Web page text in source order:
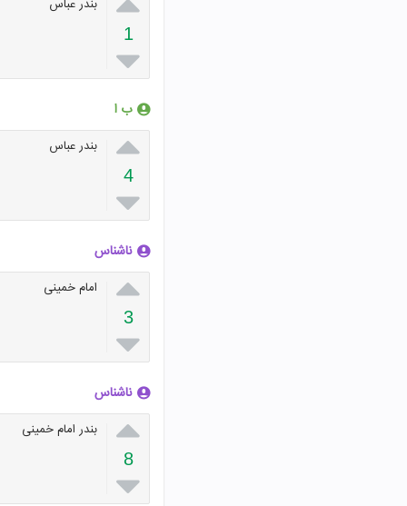
1

بندر عباس
ب ا

4

بندر عباس
ناشناس

3

امام خمینی
ناشناس

8

بندر امام خمینی